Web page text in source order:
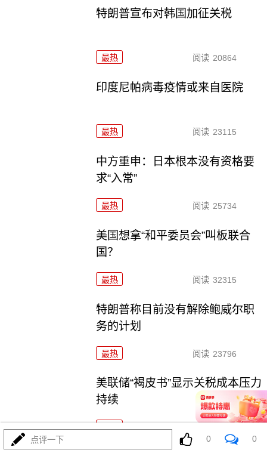
特朗普宣布对韩国加征关税
最热 阅读 20864
印度尼帕病毒疫情或来自医院
最热 阅读 23115
中方重申：日本根本没有资格要
求“入常”
最热 阅读 25734
美国想拿“和平委员会”叫板联合
国？
最热 阅读 32315
特朗普称目前没有解除鲍威尔职
务的计划
最热 阅读 23796
美联储“褐皮书”显示关税成本压力
持续
最热
点评一下 0 0